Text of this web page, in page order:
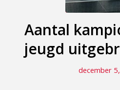
Aantal
jeugd
december